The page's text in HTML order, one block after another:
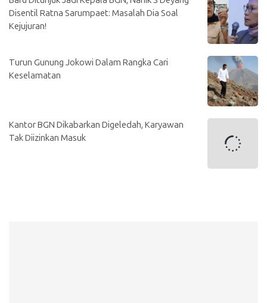
Disentil Ratna Sarumpaet: Masalah Dia Soal
Kejujuran!
Turun Gunung Jokowi Dalam Rangka Cari
Keselamatan
Kantor BGN Dikabarkan Digeledah, Karyawan
Tak Diizinkan Masuk